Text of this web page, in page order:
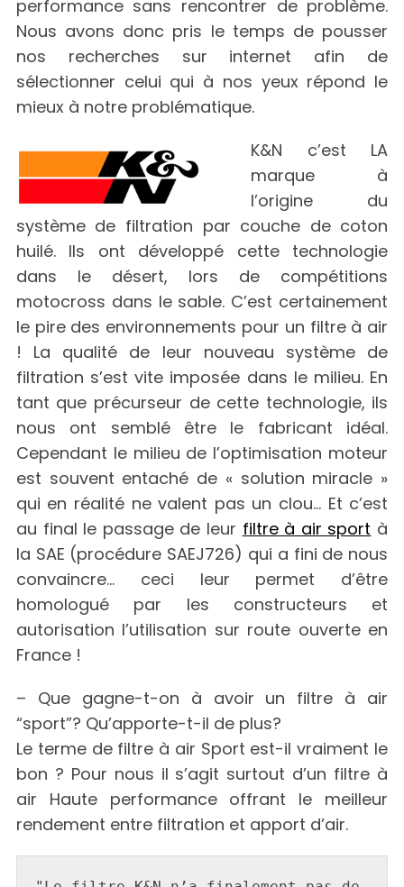
performance sans rencontrer de problème.
Nous avons donc pris le temps de pousser
nos recherches sur internet afin de
sélectionner celui qui à nos yeux répond le
mieux à notre problématique.
K&N c’est LA
marque à
l’origine du
système de filtration par couche de coton
huilé. Ils ont développé cette technologie
dans le désert, lors de compétitions
motocross dans le sable. C’est certainement
le pire des environnements pour un filtre à air
! La qualité de leur nouveau système de
filtration s’est vite imposée dans le milieu. En
tant que précurseur de cette technologie, ils
nous ont semblé être le fabricant idéal.
Cependant le milieu de l’optimisation moteur
est souvent entaché de « solution miracle »
qui en réalité ne valent pas un clou… Et c’est
au final le passage de leur filtre à air sport à
la SAE (procédure SAEJ726) qui a fini de nous
convaincre… ceci leur permet d’être
homologué par les constructeurs et
autorisation l’utilisation sur route ouverte en
France !
– Que gagne-t-on à avoir un filtre à air
“sport”? Qu’apporte-t-il de plus?
Le terme de filtre à air Sport est-il vraiment le
bon ? Pour nous il s’agit surtout d’un filtre à
air Haute performance offrant le meilleur
rendement entre filtration et apport d’air.